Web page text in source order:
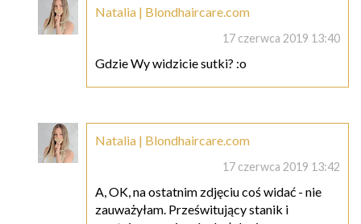
Natalia | Blondhaircare.com
17 czerwca 2019 13:40
Gdzie Wy widzicie sutki? :o
Natalia | Blondhaircare.com
17 czerwca 2019 13:42
A, OK, na ostatnim zdjęciu coś widać - nie
zauważyłam. Prześwitujący stanik i